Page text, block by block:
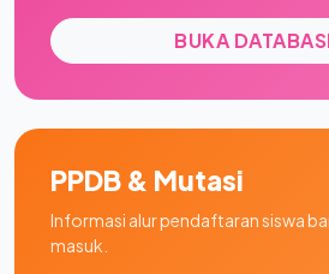
BUKA
PPDB & Mutasi
Informasi alur pendaftaran siswa
masuk.